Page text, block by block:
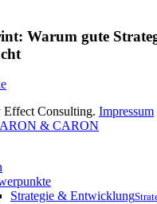
gute
Strategie
keine
braucht
Warum gute
Consulting. Impressum
& CARON
Strategie & Entwicklung